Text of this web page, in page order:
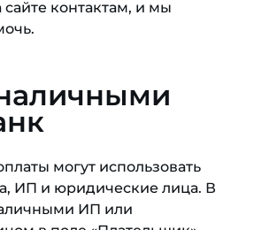
контактам, и мы
могут использовать
ИП и юридические лица. В
ИП или